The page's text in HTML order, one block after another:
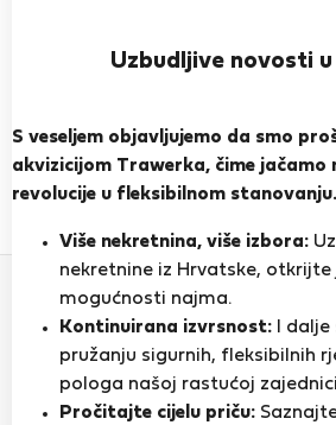
Uzbudljive novosti
S veseljem objavljujemo da smo
akvizicijom Trawerka, čime jačamo
revolucije u fleksibilnom stanovanju.
Više nekretnina, više izbora:
nekretnine iz Hrvatske, otkrijte
mogućnosti najma.
Kontinuirana izvrsnost: I dalje
pružanju sigurnih, fleksibilnih
pologa našoj rastućoj
Pročitajte cijelu priču:
Lieselotte
PRIKAŽI
Ocjena i reference
0
Ocjena